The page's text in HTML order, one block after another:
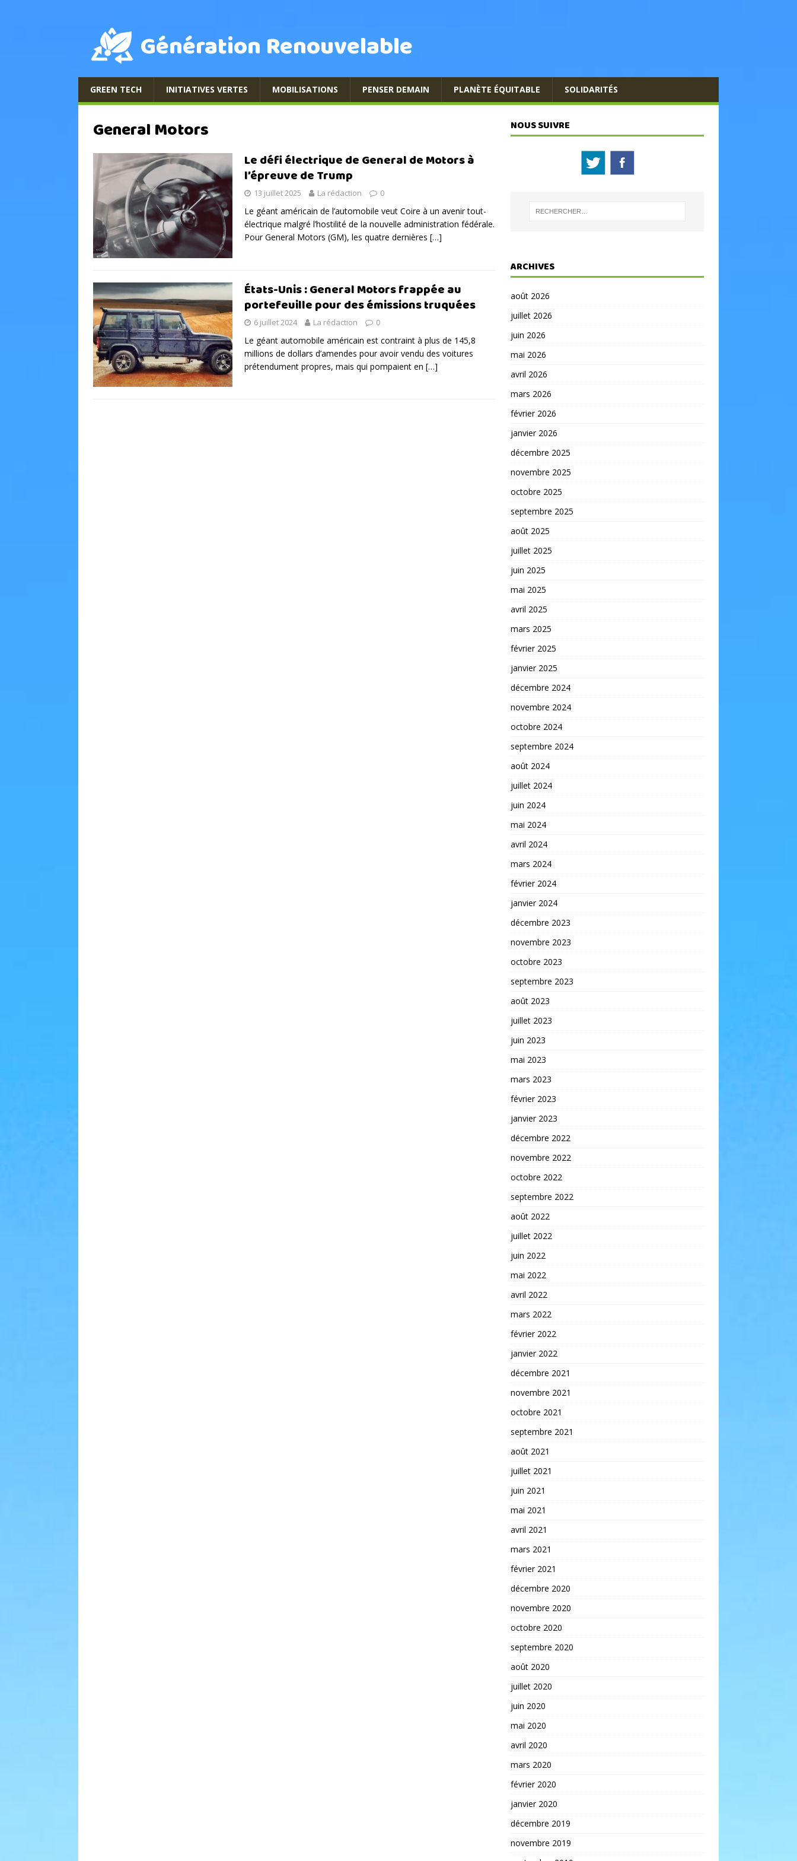
Génération Renouvelable
GREEN TECH INITIATIVES VERTES MOBILISATIONS PENSER DEMAIN PLANÈTE ÉQUITABLE SOLIDARITÉS
General Motors
Le défi électrique de General de Motors à
l’épreuve de Trump
13 juillet 2025 La rédaction 0
Le géant américain de l’automobile veut Coire à un avenir tout-
électrique malgré l’hostilité de la nouvelle administration fédérale.
Pour General Motors (GM), les quatre dernières […]
États-Unis : General Motors frappée au
portefeuille pour des émissions truquées
6 juillet 2024 La rédaction 0
Le géant automobile américain est contraint à plus de 145,8
millions de dollars d’amendes pour avoir vendu des voitures
prétendument propres, mais qui pompaient en […]
NOUS SUIVRE
ARCHIVES
août 2026
juillet 2026
juin 2026
mai 2026
avril 2026
mars 2026
février 2026
janvier 2026
décembre 2025
novembre 2025
octobre 2025
septembre 2025
août 2025
juillet 2025
juin 2025
mai 2025
avril 2025
mars 2025
février 2025
janvier 2025
décembre 2024
novembre 2024
octobre 2024
septembre 2024
août 2024
juillet 2024
juin 2024
mai 2024
avril 2024
mars 2024
février 2024
janvier 2024
décembre 2023
novembre 2023
octobre 2023
septembre 2023
août 2023
juillet 2023
juin 2023
mai 2023
mars 2023
février 2023
janvier 2023
décembre 2022
novembre 2022
octobre 2022
septembre 2022
août 2022
juillet 2022
juin 2022
mai 2022
avril 2022
mars 2022
février 2022
janvier 2022
décembre 2021
novembre 2021
octobre 2021
septembre 2021
août 2021
juillet 2021
juin 2021
mai 2021
avril 2021
mars 2021
février 2021
décembre 2020
novembre 2020
octobre 2020
septembre 2020
août 2020
juillet 2020
juin 2020
mai 2020
avril 2020
mars 2020
février 2020
janvier 2020
décembre 2019
novembre 2019